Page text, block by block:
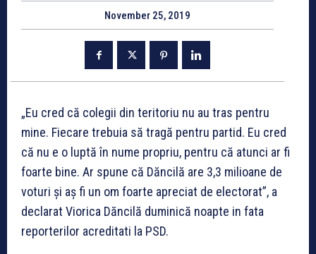
November 25, 2019
„Eu cred că colegii din teritoriu nu au tras pentru
mine. Fiecare trebuia să tragă pentru partid. Eu cred
că nu e o luptă în nume propriu, pentru că atunci ar fi
foarte bine. Ar spune că Dăncilă are 3,3 milioane de
voturi și aș fi un om foarte apreciat de electorat”, a
declarat Viorica Dăncilă duminică noapte in fata
reporterilor acreditati la PSD.